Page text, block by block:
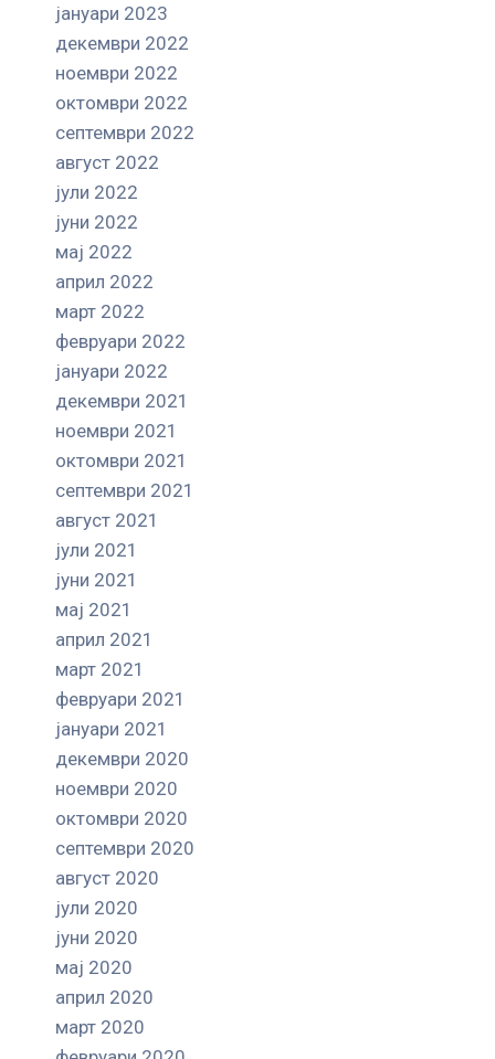
јануари 2023
декември 2022
ноември 2022
октомври 2022
септември 2022
август 2022
јули 2022
јуни 2022
мај 2022
април 2022
март 2022
февруари 2022
јануари 2022
декември 2021
ноември 2021
октомври 2021
септември 2021
август 2021
јули 2021
јуни 2021
мај 2021
април 2021
март 2021
февруари 2021
јануари 2021
декември 2020
ноември 2020
октомври 2020
септември 2020
август 2020
јули 2020
јуни 2020
мај 2020
април 2020
март 2020